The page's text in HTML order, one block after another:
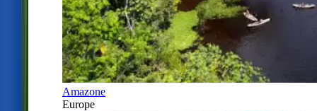
Amazone
Europe